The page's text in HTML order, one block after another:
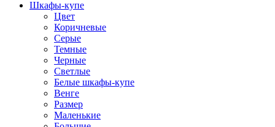
Шкафы-купе
Цвет
Коричневые
Серые
Темные
Черные
Светлые
Белые шкафы-купе
Венге
Размер
Маленькие